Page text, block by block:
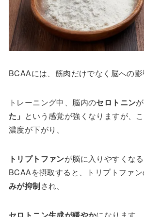
BCAAには、筋肉だけでなく脳への影
トレーニング中、脳内のセロトニン
た」 という感覚が強くなりますが、
濃度が下がり、
トリプトファンが脳に入りやすくな
BCAAを摂取すると、トリプトファ
みが抑制され、
セロトニン生成が緩やかになります